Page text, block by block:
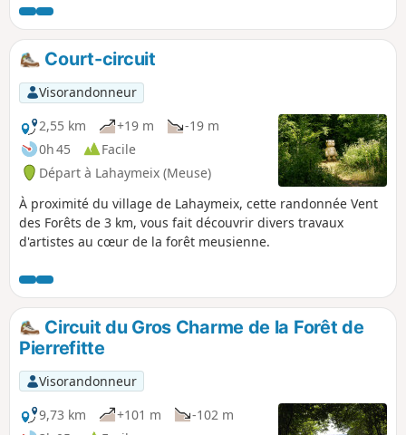
Court-circuit
Visorandonneur
2,55 km
+19 m
-19 m
0h 45
Facile
Départ à Lahaymeix (Meuse)
À proximité du village de Lahaymeix, cette randonnée Vent
des Forêts de 3 km, vous fait découvrir divers travaux
d'artistes au cœur de la forêt meusienne.
Circuit du Gros Charme de la Forêt de
Pierrefitte
Visorandonneur
9,73 km
+101 m
-102 m